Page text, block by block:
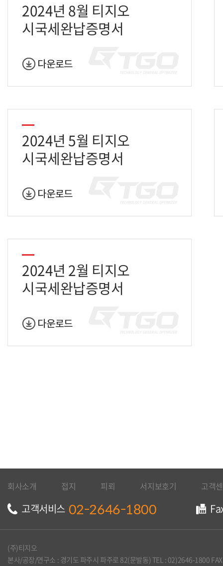
2024년 8월 티지오
시국세완납증명서
2024년 5월 티지오
시국세완납증명서
2024년 2월 티지오
시국세완납증명서
회사소개 접지 피뢰 서지보호기 고객
고객서비스 02-2646-1800
(주)티지오
본사/공장/연구소 : 경기도 파주시 파주로 82(문발동) TEL : 02)2646-1800